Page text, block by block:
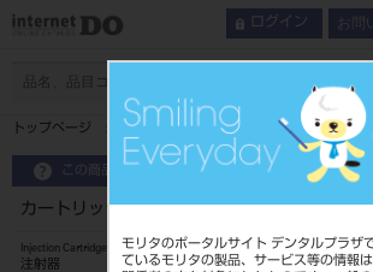
モリタのポータルサイト デンタルプラザ
ているモリタの製品、サービス等の情報
ログイン お問
トップページ カートリッジ シリンジ 1mL用 ネジタイ
この商品に関するお問い合わせ
カートリッジ シリンジ 1mL用 ネジタイプ
Injection Cartridge Syringe
注射器